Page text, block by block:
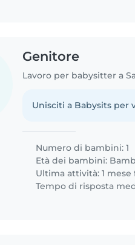
Genitore
Lavoro per babysitter a
Unisciti a Babysits per
Numero di bambini: 1
Età dei bambini:
Ultima attività: 1 mese
Tempo di risposta